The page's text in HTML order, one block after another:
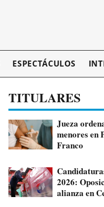
ESPECTÁCULOS
TITULARES
Jueza
menores en
Franco
2026:
alianza en